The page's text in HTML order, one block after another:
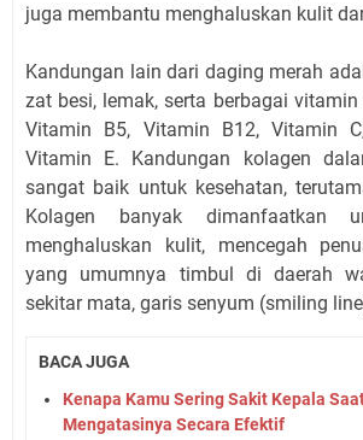
juga membantu menghaluskan kulit
Kandungan lain dari daging merah
zat besi, lemak, serta berbagai
Vitamin B5, Vitamin B12, Vitamin
Vitamin E. Kandungan kolagen
sangat baik untuk kesehatan,
Kolagen banyak dimanfaatkan
menghaluskan kulit, mencegah
yang umumnya timbul di daerah
sekitar mata, garis senyum (smiling
BACA JUGA
Kenapa Kamu Sering Sakit Kepala
Mengatasinya Secara Efektif